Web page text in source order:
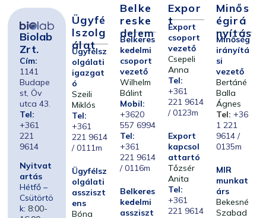
Biolab
Zrt.
Cím:
1141
Budape
st, Öv
utca 43.
Tel:
+361
221
9614
Nyitvat
artás
Hétfő –
Csütörtö
k: 8:00-
Ügyfé
Lszolg
Álat
Ügyfélsz
olgálati
igazgat
ó
Szeili
Miklós
Tel:
+361
221 9614
/ 0111m
Ügyfélsz
olgálati
assziszt
ens
Bóna
Belke
Reske
Delem
Belkeres
kedelmi
csoport
vezető
Wilhelm
Bálint
Mobil:
+3620
557 6994
Tel:
+361
221 9614
/ 0116m
Belkeres
kedelmi
assziszt
Expor
T
Export
csoport
vezető
Csepeli
Anna
Tel:
+361
221 9614
/ 0123m
Export
kapcsol
attartó
Tőzsér
Anita
Tel:
+361
221 9614
Minős
Égirá
Nyítás
Minőség
irányítá
si
vezető
Bertáné
Balla
Ágnes
Tel: +36
1 221
9614 /
0135m
MIR
munkat
árs
Bekesné
Szabad